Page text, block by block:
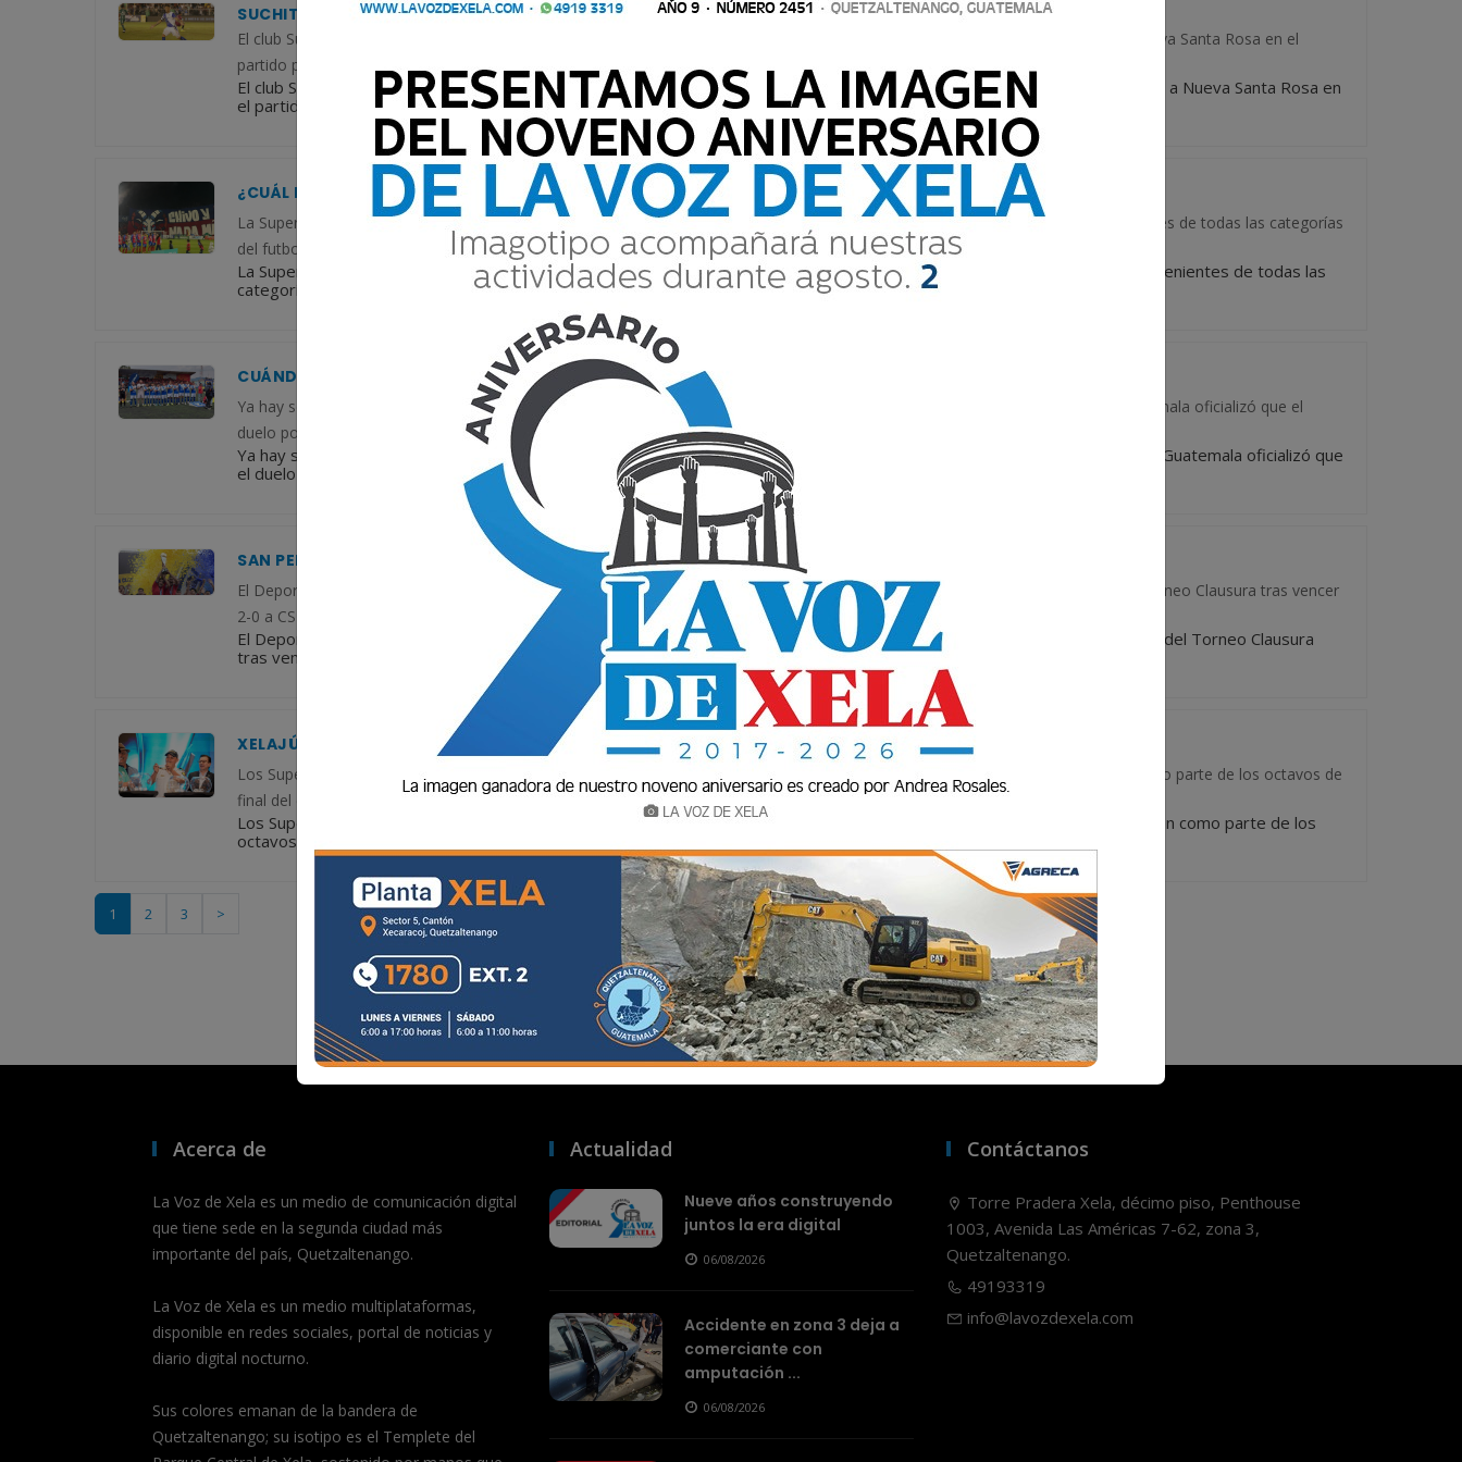
SUCHITEPÉQUEZ REGRESA A LA LIGA NACIONAL TRAS OCHO AÑOS DE AUSENCIA
El club Suchitepéquez selló su regreso a la máxima categoría del futbol guatemalteco luego de imponerse con autoridad 1-3 a Nueva Santa Rosa en el
partido por el ascenso disputado este fin de semana. El conjunto venado
El club Suchitepéquez selló su regreso a la máxima categoría del futbol guatemalteco luego de imponerse con autoridad 1-3 a Nueva Santa Rosa en
el partido por el ascenso disputado este fin de semana. El conjunto venado ...
¿CUÁL ES EL FORMATO DE LA SUPERCOPA QUE JUGARÁ XELAJÚ MC?
La Supercopa Bantrab 2026 en Guatemala se disputará con un formato de eliminación directa que reunirá a 16 equipos provenientes de todas las categorías
del futbol federado: Liga Nacional, Primera, Segunda y Tercera Divisi&
La Supercopa Bantrab 2026 en Guatemala se disputará con un formato de eliminación directa que reunirá a 16 equipos provenientes de todas las
categorías del futbol federado: Liga Nacional, Primera, Segunda y Tercera Divisi&...
CUÁNDO SERÁ EL ENCUENTRO POR EL ASCENSO QUE DISPUTARÁ SUCHITEPÉQUEZ
Ya hay sede confirmada para uno de los partidos más decisivos del futbol guatemalteco. La Liga de Futbol Primera División Guatemala oficializó que el
duelo por el ascenso a la Liga Nacional entre Nueva Santa Rosa y Suchitep&eacut
Ya hay sede confirmada para uno de los partidos más decisivos del futbol guatemalteco. La Liga de Futbol Primera División Guatemala oficializó que
el duelo por el ascenso a la Liga Nacional entre Nueva Santa Rosa y Suchitep&eacut...
SAN PEDRO ES CAMPEÓN DE PRIMERA Y AHORA JUGARÁ EN LIGA MAYOR
El Deportivo San Pedro cerró su etapa en la Primera División de Guatemala de la mejor manera posible: levantando el título del Torneo Clausura tras vencer
2-0 a CSD Suchitepéquez en la final, para un marcador global de 2-1
El Deportivo San Pedro cerró su etapa en la Primera División de Guatemala de la mejor manera posible: levantando el título del Torneo Clausura
tras vencer 2-0 a CSD Suchitepéquez en la final, para un marcador global de 2-1...
XELAJÚ MC DEBUTARÁ ANTE SAYAXCHÉ EN LA SUPERCOPA
Los Superchivos enfrentarán a Sayaxché FC en condición de visitante y a partido único, en un duelo que se disputará en Petén como parte de los octavos de
final del certamen. La competición reunir&aa
Los Superchivos enfrentarán a Sayaxché FC en condición de visitante y a partido único, en un duelo que se disputará en Petén como parte de los
octavos de final del certamen. La competición reunir&aa...
1 2 3 >
Acerca de
La Voz de Xela es un medio de comunicación digital
que tiene sede en la segunda ciudad más
importante del país, Quetzaltenango.
La Voz de Xela es un medio multiplataformas,
disponible en redes sociales, portal de noticias y
diario digital nocturno.
Sus colores emanan de la bandera de
Quetzaltenango; su isotipo es el Templete del
Actualidad
Nueve años construyendo
juntos la era digital
06/08/2026
Accidente en zona 3 deja a
comerciante con
amputación ...
06/08/2026
Contáctanos
Torre Pradera Xela, décimo piso, Penthouse
1003, Avenida Las Américas 7-62, zona 3,
Quetzaltenango.
49193319
info@lavozdexela.com